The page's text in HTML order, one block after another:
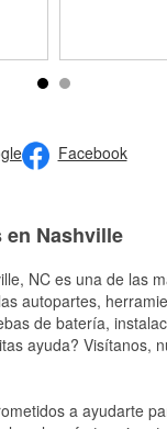
Facebook
en Nashville
, NC es una de las
autopartes,
de batería,
ayuda? Visítanos,
a ayudarte